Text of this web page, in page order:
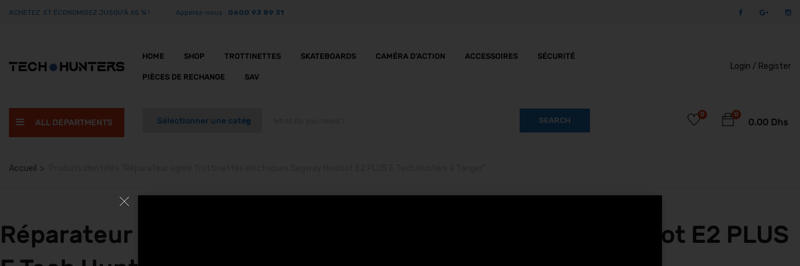
ACHETEZ ET ÉCONOMISEZ JUSQU’À 65 % ! Appelez-nous : 0600 93 89 31
HOME SHOP TROTTINETTES SKATEBOARDS CAMÉRA D’ACTION ACCESSOIRES SÉCURITÉ
PIÈCES DE RECHANGE SAV
Login / Register
ALL DEPARTMENTS SEARCH
0
0.00 Dhs
0
Accueil
Réparateur agrée Trottinettes électriques Segway Ninebot E2 PLUS